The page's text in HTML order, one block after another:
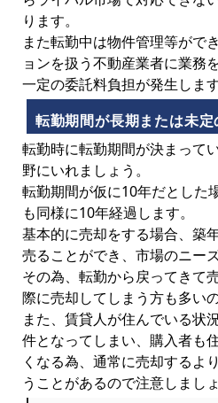
ります。
また転勤中は物件管理等がで
ョンを扱う不動産業者に業務
一定の委託料負担が発生します
転勤期間が長期または未
転勤時に転勤期間が決まって
野にいれましょう。
転勤期間が仮に10年だとした
も同様に10年経過します。
基本的に売却をする場合、築
売ることができ、市場のニー
その為、転勤から戻ってきて
際に売却してしまう方も多いの
また、賃貸人が住んでいる状
件となってしまい、購入者も
くなる為、通常に売却するよ
うことがあるので注意しましょ